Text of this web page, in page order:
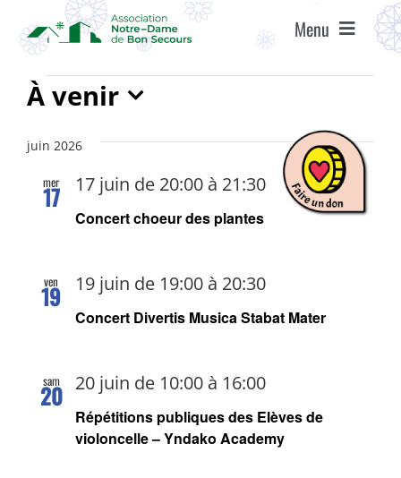
contenu
Menu
ACCUEIL
ASSOCIATION
ÉTABLISSEMENTS
AGENDA
RECRUTEMENT
ACCÈS ET CONTACT
Évènements
À venir
une
date.
juin 2026
mer
17
Concert choeur des plantes
17 juin de 20:00 à 21:30
ven
19
Concert Divertis Musica Stabat Mater
19 juin de 19:00 à 20:30
sam
20
Répétitions publiques des Elèves de
violoncelle – Yndako Academy
20 juin de 10:00 à 16:00